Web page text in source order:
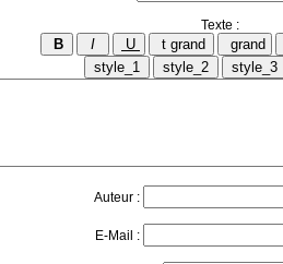
Texte :
Auteur :
E-Mail :